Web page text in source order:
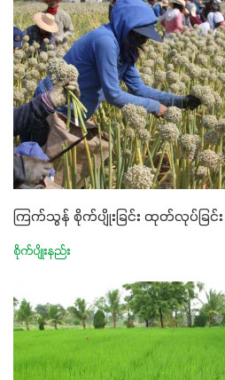
ကြက်သွန် စိုက်ပျိုးခြင်း ထုတ်လုပ်ခြင်း
စိုက်ပျိုးနည်း